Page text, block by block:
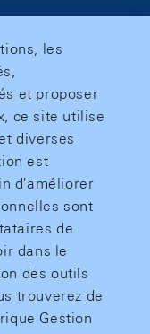
les
et proposer
ce site utilise
diverses
est
d'améliorer
sont
de
dans le
des outils
trouverez de
Gestion